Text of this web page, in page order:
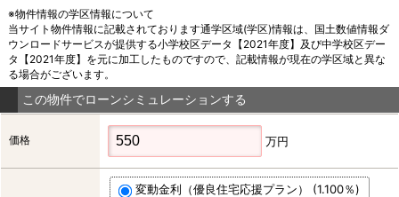
※物件情報の学区情報について
当サイト物件情報に記載されております通学区域(学区)情報は、国土数値情報ダ
ウンロードサービスが提供する小学校区データ【2021年度】及び中学校区デー
タ【2021年度】を元に加工したものですので、記載情報が現在の学区域と異な
る場合がございます。
この物件でローンシミュレーションする
価格 万円
変動金利（優良住宅応援プラン） (1.100％)